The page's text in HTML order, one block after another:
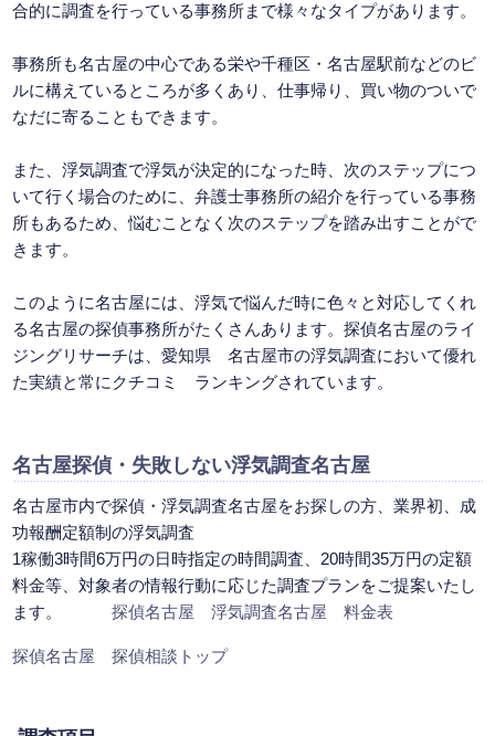
合的に調査を行っている事務所まで様々なタイプがあります。
事務所も名古屋の中心である栄や千種区・名古屋駅前などのビ
ルに構えているところが多くあり、仕事帰り、買い物のついで
なだに寄ることもできます。
また、浮気調査で浮気が決定的になった時、次のステップにつ
いて行く場合のために、弁護士事務所の紹介を行っている事務
所もあるため、悩むことなく次のステップを踏み出すことがで
きます。
このように名古屋には、浮気で悩んだ時に色々と対応してくれ
る名古屋の探偵事務所がたくさんあります。探偵名古屋のライ
ジングリサーチは、愛知県 名古屋市の浮気調査において優れ
た実績と常にクチコミ ランキングされています。
名古屋探偵・失敗しない浮気調査名古屋
名古屋市内で探偵・浮気調査名古屋をお探しの方、業界初、成
功報酬定額制の浮気調査
1稼働3時間6万円の日時指定の時間調査、20時間35万円の定額
料金等、対象者の情報行動に応じた調査プランをご提案いたし
ます。探偵名古屋 浮気調査名古屋 料金表
探偵名古屋 探偵相談トップ